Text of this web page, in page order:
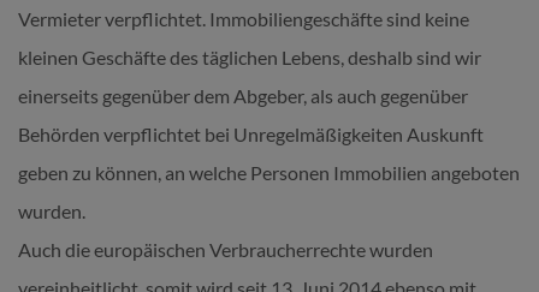
Vermieter verpflichtet. Immobiliengeschäfte sind keine
kleinen Geschäfte des täglichen Lebens, deshalb sind wir
einerseits gegenüber dem Abgeber, als auch gegenüber
Behörden verpflichtet bei Unregelmäßigkeiten Auskunft
geben zu können, an welche Personen Immobilien angeboten
wurden.
Auch die europäischen Verbraucherrechte wurden